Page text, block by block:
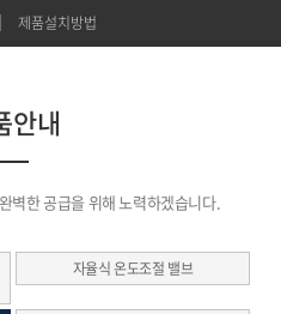
제품설치방법
안내
벽한 공급을 위해 노력하겠습니다.
자율식 온도조절 밸브